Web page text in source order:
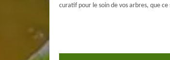
curatif pour le soin de vos arbres, que